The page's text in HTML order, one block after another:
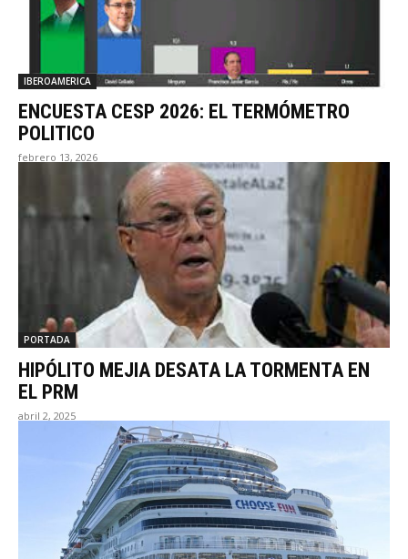
IBEROAMERICA
ENCUESTA CESP 2026: EL TERMÓMETRO
POLITICO
febrero 13, 2026
PORTADA
HIPÓLITO MEJIA DESATA LA TORMENTA EN
EL PRM
abril 2, 2025